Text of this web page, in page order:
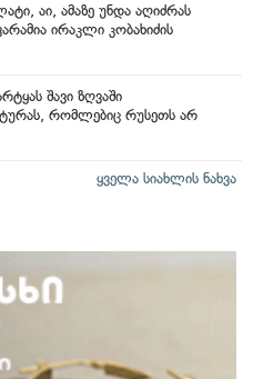
აი, ამაზე უნდა აღიძრას
ირაკლი კობახიძის
შავი ზღვაში
რომლებიც რუსეთს არ
ყველა სიახლის ნახვა